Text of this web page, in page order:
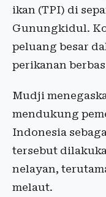
ikan (TPI) di
Gunungkidul.
peluang besar
perikanan
Mudji
mendukung
Indonesia
tersebut
nelayan,
melaut.